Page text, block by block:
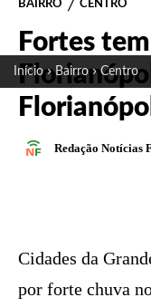
Início Bairro Centro
BAIRRO CENTRO
Fortes
Redação Notícias
Cidades da
por forte chuva